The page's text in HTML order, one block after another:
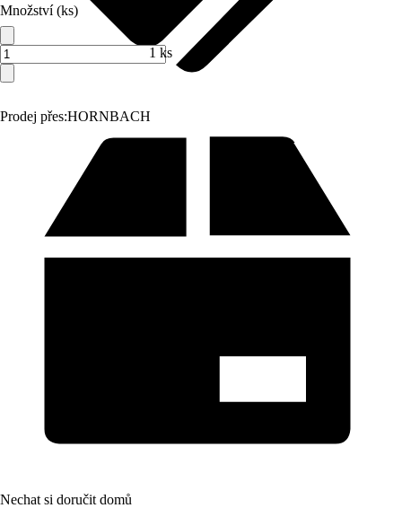
Prodej přes:HORNBACH
Množství (ks)
1 ks
Nechat si doručit domů